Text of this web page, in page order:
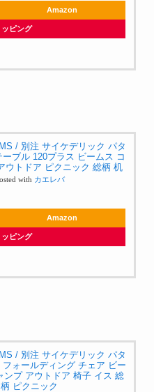
Amazon
ピング
/ 別注 サイケデリック パタ
ブル 120プラス ビームス コ
ウトドア ピクニック 総柄 机
with カエレバ
Amazon
ピング
/ 別注 サイケデリック パタ
ォールディング チェア ビー
ンプ アウトドア 椅子 イス 総
柄 ピクニック